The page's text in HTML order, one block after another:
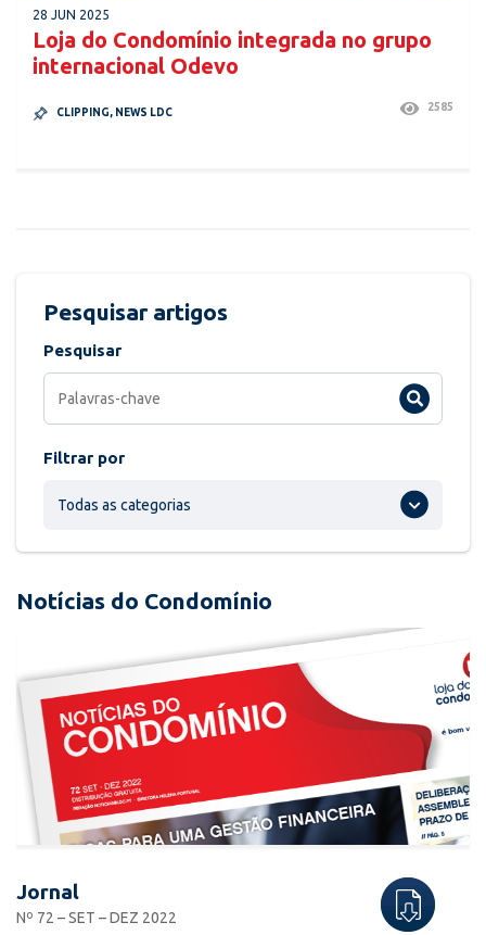
28 JUN 2025
Loja do Condomínio integrada no grupo
internacional Odevo
CLIPPING, NEWS LDC 2585
Pesquisar artigos
Pesquisar
Filtrar por
Todas as categorias
Notícias do Condomínio
Jornal
Nº 72 – SET – DEZ 2022